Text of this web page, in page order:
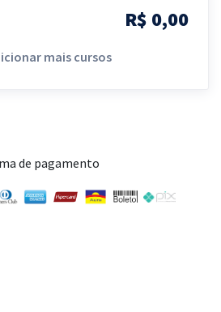
R$ 0,00
mais cursos
de pagamento